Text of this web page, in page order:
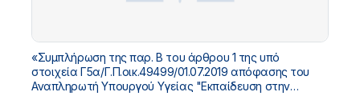
«Συμπλήρωση της παρ. Β του άρθρου 1 της υπό
στοιχεία Γ5α/Γ.Π.οικ.49499/01.07.2019 απόφασης του
Αναπληρωτή Υπουργού Υγείας "Εκπαίδευση στην